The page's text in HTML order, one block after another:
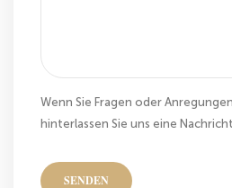
Wenn Sie Fragen oder
hinterlassen Sie uns eine
SENDEN